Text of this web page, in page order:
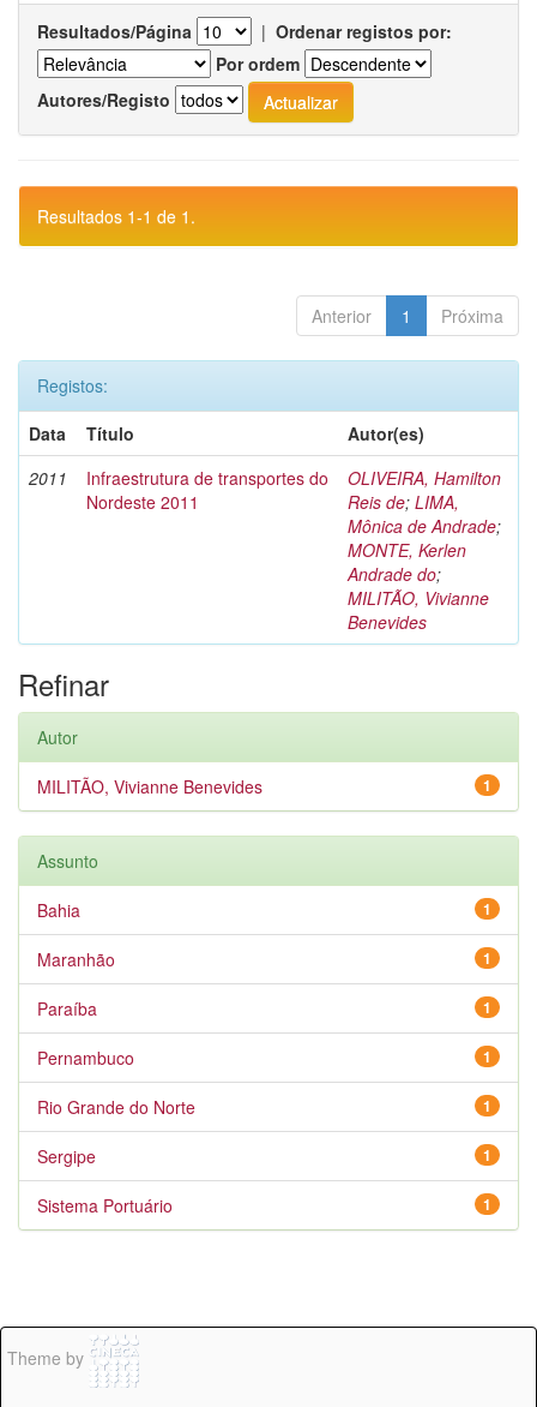
Resultados/Página | Ordenar registos por:
Por ordem
Autores/Registo
Resultados 1-1 de 1.
Anterior 1 Próxima
Registos:
Data
Título
Autor(es)
2011
Infraestrutura de transportes do
Nordeste 2011
OLIVEIRA, Hamilton
Reis de; LIMA,
Mônica de Andrade;
MONTE, Kerlen
Andrade do;
MILITÃO, Vivianne
Benevides
Refinar
Autor
1
MILITÃO, Vivianne Benevides
Assunto
1
Bahia
1
Maranhão
1
Paraíba
1
Pernambuco
1
Rio Grande do Norte
1
Sergipe
1
Sistema Portuário
Theme by